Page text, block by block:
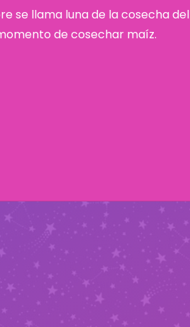
se llama luna de la cosecha del
de cosechar maíz.